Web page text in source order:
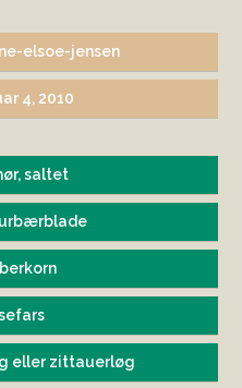
elsoe-jensen
4, 2010
saltet
eller zittauerløg